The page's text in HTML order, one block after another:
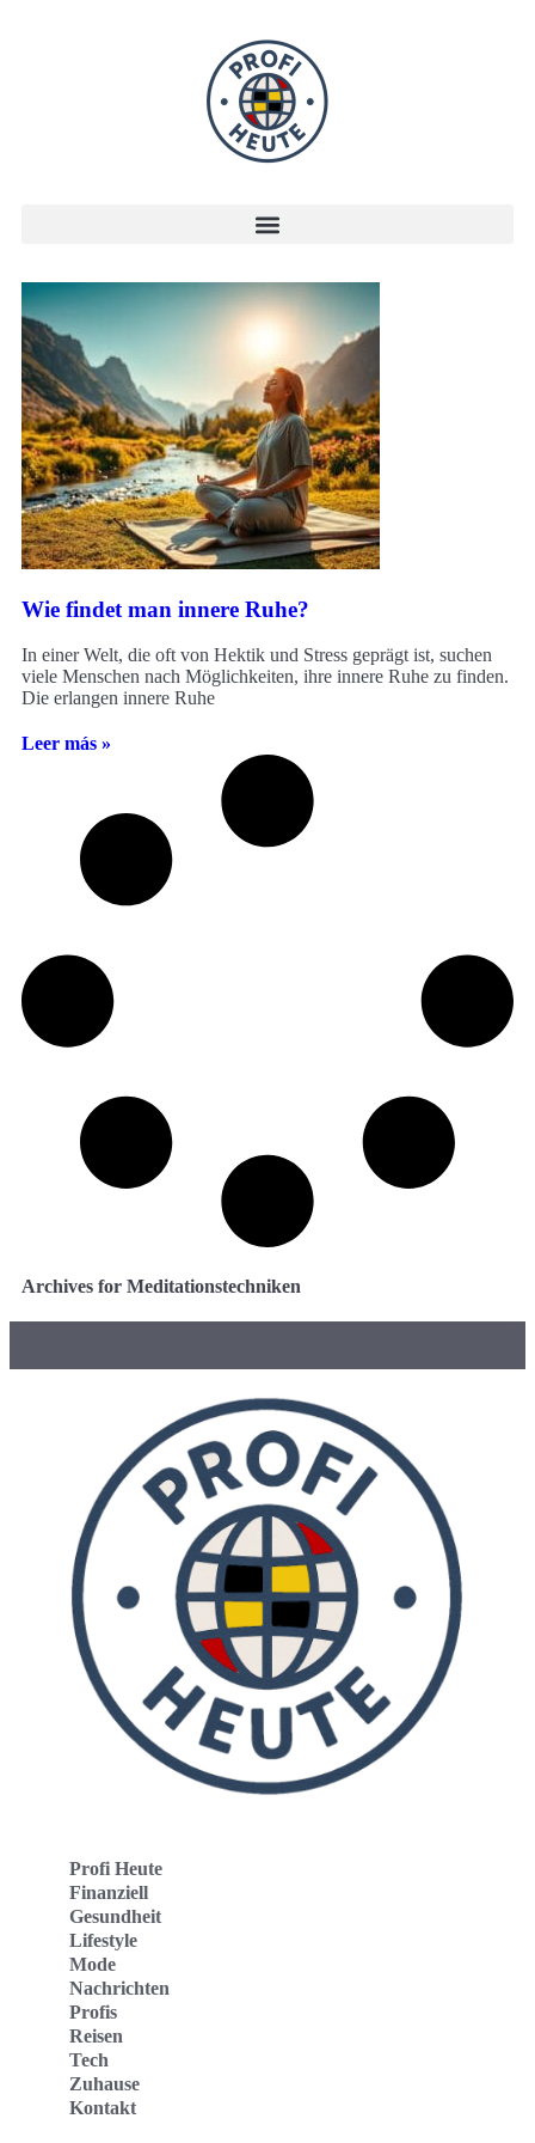
Wie findet man innere Ruhe?
In einer Welt, die oft von Hektik und Stress geprägt ist, suchen
viele Menschen nach Möglichkeiten, ihre innere Ruhe zu finden.
Die erlangen innere Ruhe
Leer más »
Archives for Meditationstechniken
Profi Heute
Finanziell
Gesundheit
Lifestyle
Mode
Nachrichten
Profis
Reisen
Tech
Zuhause
Kontakt